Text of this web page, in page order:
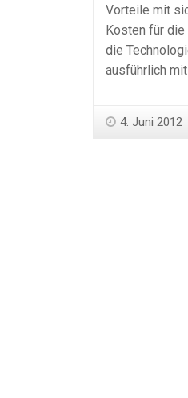
Vorteile mit
Kosten für
die
ausführlich
4. Juni 2012